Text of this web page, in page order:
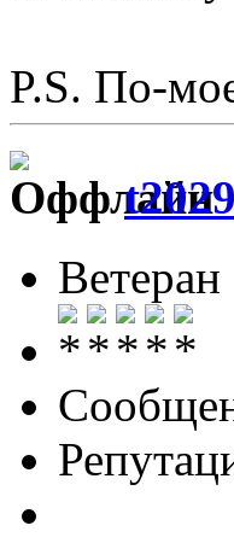
P.S. По-
t2029
Ветеран